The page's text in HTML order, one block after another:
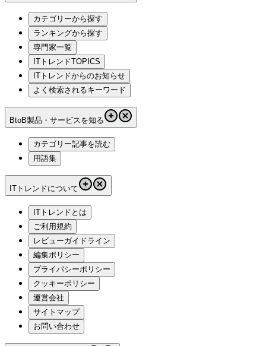
カテゴリーから探す
ランキングから探す
専門家一覧
ITトレンドTOPICS
ITトレンドからのお知らせ
よく検索されるキーワード
BtoB製品・サービスを知る
カテゴリー記事を読む
用語集
ITトレンドについて
ITトレンドとは
ご利用規約
レビューガイドライン
編集ポリシー
プライバシーポリシー
クッキーポリシー
運営会社
サイトマップ
お問い合わせ